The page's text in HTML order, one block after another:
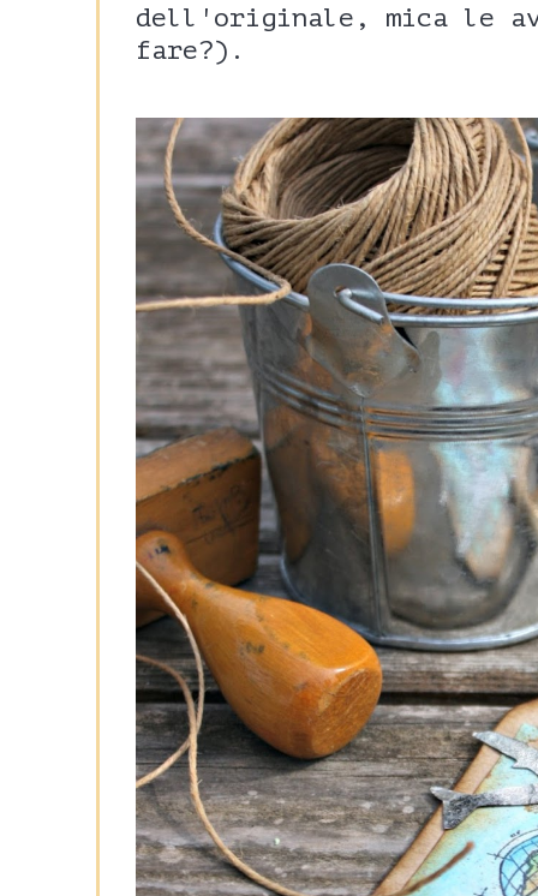
dell'originale, mica le
fare?).